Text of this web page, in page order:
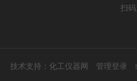
扫
技术支持： 化工仪器网 管理登录